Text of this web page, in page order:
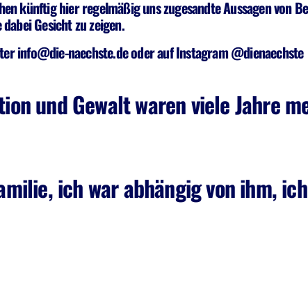
künftig hier regelmäßig uns zugesandte Aussagen von
Gesicht zu zeigen.
info@die-naechste.de oder auf Instagram @dienaechste
und Gewalt waren viele Jahre
ich war abhängig von ihm,